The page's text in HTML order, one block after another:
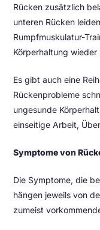
Rücken zusätzlich
unteren Rücken
Rumpfmuskulatur-
Körperhaltung
Es gibt auch eine
Rückenprobleme
ungesunde
einseitige Arbeit,
Symptome von
Die Symptome, die
hängen jeweils von
zumeist